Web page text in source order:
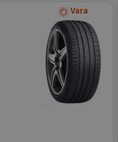
Vara